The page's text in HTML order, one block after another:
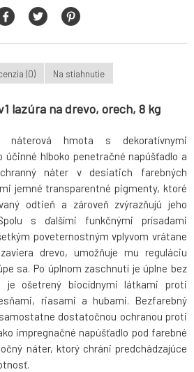
(0) Na stiahnutie
lazúra na drevo, orech, 8 kg
náterová hmota s dekoratívnymi
účinné hlboko penetračné napúšťadlo a
náter v desiatich farebných
jemné transparentné pigmenty, ktoré
odtieň a zároveň zvýrazňujú jeho
s ďalšími funkčnými prísadami
poveternostným vplyvom vrátane
drevo, umožňuje mu reguláciu
sa. Po úplnom zaschnutí je úplne bez
je ošetrený biocídnymi látkami proti
riasami a hubami. Bezfarebný
dostatočnou ochranou proti
impregnačné napúšťadlo pod farebné
náter, ktorý chráni predchádzajúce